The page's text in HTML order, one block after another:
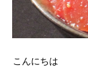
こんにちは